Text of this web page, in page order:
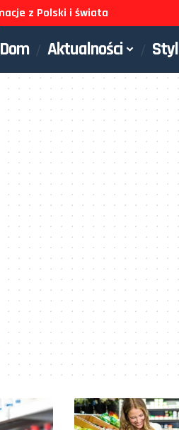
z Polski i świata
Dom Aktualności